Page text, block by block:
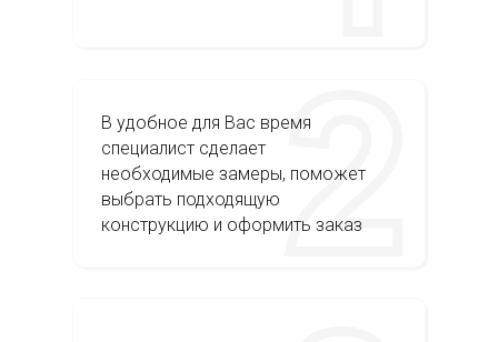
В удобное для Вас время
специалист сделает
необходимые замеры, поможет
выбрать подходящую
конструкцию и оформить заказ